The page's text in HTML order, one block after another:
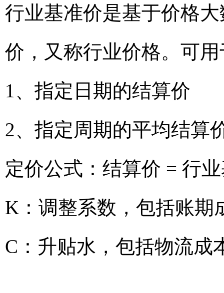
行业基准价是基于价格
价，又称行业价格。可
1、指定日期的结算价
2、指定周期的平均结算
定价公式：结算价 = 行
K：调整系数，包括账期
C：升贴水，包括物流成